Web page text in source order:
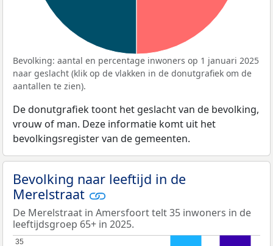
Bevolking: aantal en percentage inwoners op 1 januari 2025
naar geslacht (klik op de vlakken in de donutgrafiek om de
aantallen te zien).
De donutgrafiek toont het geslacht van de bevolking,
vrouw of man. Deze informatie komt uit het
bevolkingsregister van de gemeenten.
Bevolking naar leeftijd in de
Merelstraat
De Merelstraat in Amersfoort telt 35 inwoners in de
leeftijdsgroep 65+ in 2025.
35
35